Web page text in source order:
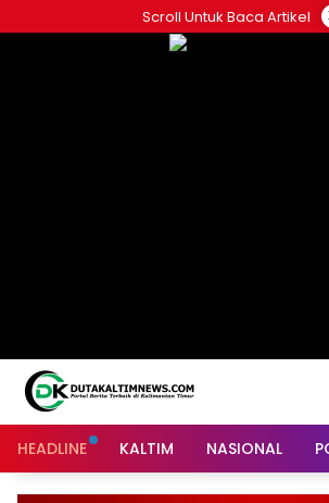
to
Scroll Untuk Baca Artikel
HEADLINE KALTIM NASIONAL